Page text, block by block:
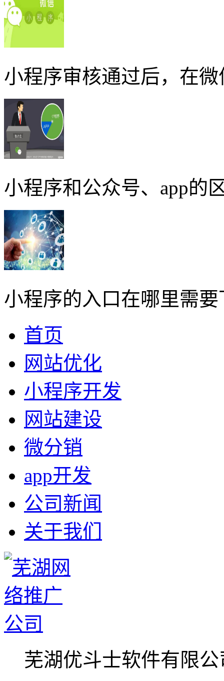
小程序审核通过后，在
小程序和公众号、app的
小程序的入口在哪里需要
首页
网站优化
小程序开发
网站建设
微分销
app开发
公司新闻
关于我们
芜湖优斗士软件有限公